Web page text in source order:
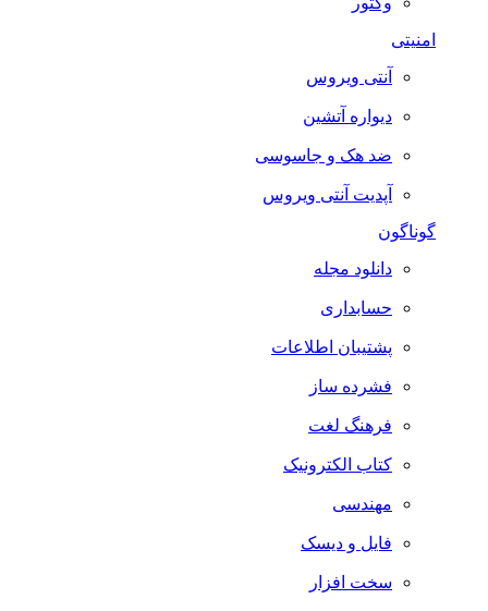
امنیتی
آنتی ویروس
دیواره آتشین
ضد هک و جاسوسی
آپدیت آنتی ویروس
گوناگون
دانلود مجله
حسابداری
پشتیبان اطلاعات
فشرده ساز
فرهنگ لغت
کتاب الکترونیک
مهندسی
فایل و دیسک
سخت افزار